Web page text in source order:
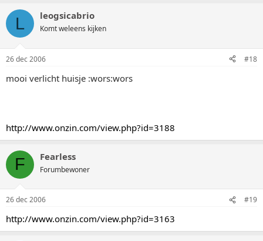
L leogsicabrio
Komt weleens kijken
26 dec 2006 #18
mooi verlicht huisje :wors:wors
http://www.onzin.com/view.php?id=3188
F Fearless
Forumbewoner
26 dec 2006 #19
http://www.onzin.com/view.php?id=3163